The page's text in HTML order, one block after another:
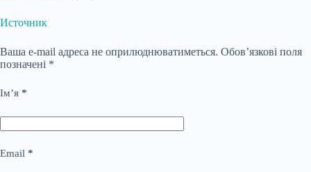
Источник
Ваша e-mail адреса не оприлюднюватиметься. Обов’язкові поля
позначені *
Ім’я *
Email *